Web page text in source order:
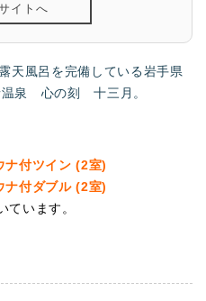
イトへ
天風呂を完備している岩手県
泉 心の刻 十三月。
ナ付ツイン (2室)
ナ付ダブル (2室)
ています。